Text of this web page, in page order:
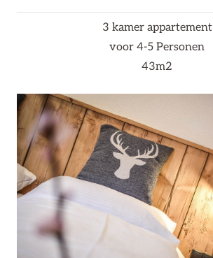
3 kamer appartement
voor 4-5 Personen
43m2